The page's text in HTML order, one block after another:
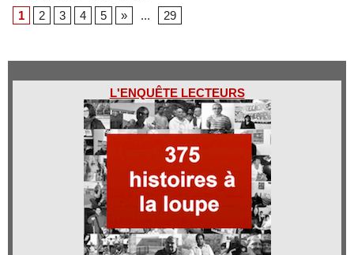
1
2 3 4 5 » ... 29
L'ENQUÊTE LECTEURS